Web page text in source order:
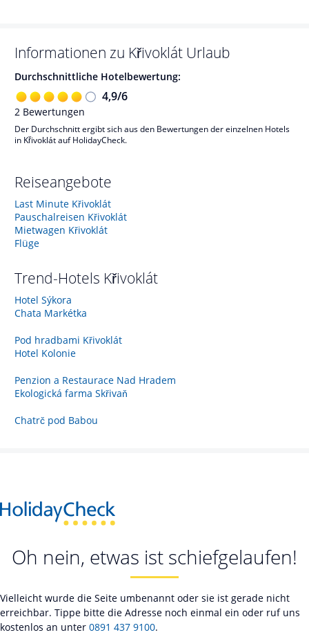
Informationen zu Křivoklát Urlaub
Durchschnittliche Hotelbewertung:
4,9/6
2 Bewertungen
Der Durchschnitt ergibt sich aus den Bewertungen der einzelnen Hotels
in Křivoklát auf HolidayCheck.
Reiseangebote
Last Minute Křivoklát
Pauschalreisen Křivoklát
Mietwagen Křivoklát
Flüge
Trend-Hotels Křivoklát
Hotel Sýkora
Chata Markétka
Pod hradbami Křivoklát
Hotel Kolonie
Penzion a Restaurace Nad Hradem
Ekologická farma Skřivaň
Chatrč pod Babou
Oh nein, etwas ist schiefgelaufen!
Vielleicht wurde die Seite umbenannt oder sie ist gerade nicht
erreichbar. Tippe bitte die Adresse noch einmal ein oder ruf uns
kostenlos an unter 0891 437 9100.